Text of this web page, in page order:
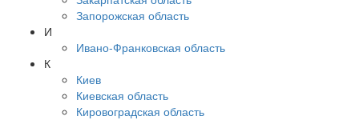
Запорожская область
И
Ивано-Франковская область
К
Киев
Киевская область
Кировоградская область